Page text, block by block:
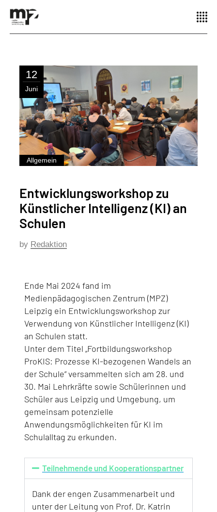
12
Juni
Allgemein
Entwicklungsworkshop zu
Künstlicher Intelligenz (KI) an
Schulen
by Redaktion
Ende Mai 2024 fand im
Medienpädagogischen Zentrum (MPZ)
Leipzig ein Entwicklungsworkshop zur
Verwendung von Künstlicher Intelligenz (KI)
an Schulen statt.
Unter dem Titel „Fortbildungsworkshop
ProKIS: Prozesse KI-bezogenen Wandels an
der Schule“ versammelten sich am 28. und
30. Mai Lehrkräfte sowie Schülerinnen und
Schüler aus Leipzig und Umgebung, um
gemeinsam potenzielle
Anwendungsmöglichkeiten für KI im
Schulalltag zu erkunden.
Teilnehmende und Kooperationspartner
Dank der engen Zusammenarbeit und
unter der Leitung von Prof. Dr. Katrin